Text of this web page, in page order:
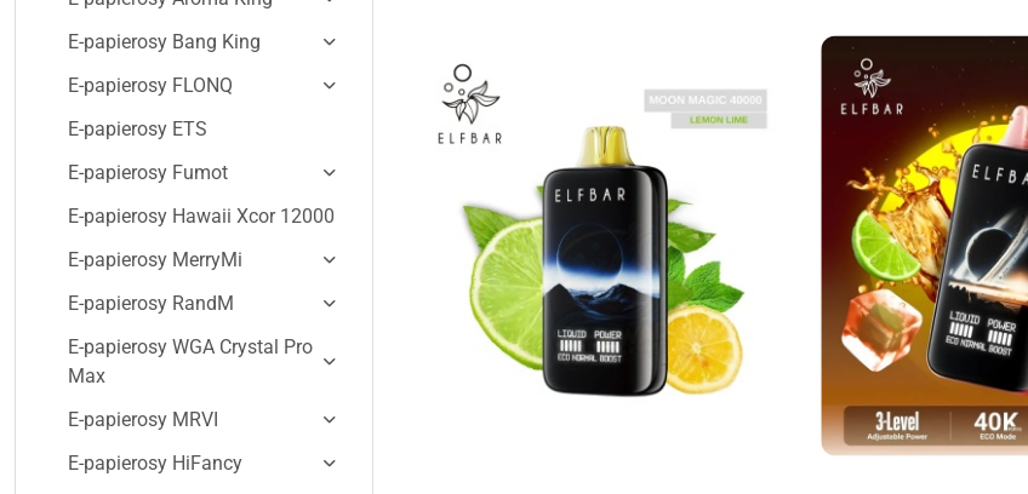
E-papierosy Bang King
E-papierosy FLONQ
E-papierosy ETS
E-papierosy Fumot
E-papierosy Hawaii Xcor 12000
E-papierosy MerryMi
E-papierosy RandM
E-papierosy WGA Crystal Pro
Max
E-papierosy MRVI
E-papierosy HiFancy